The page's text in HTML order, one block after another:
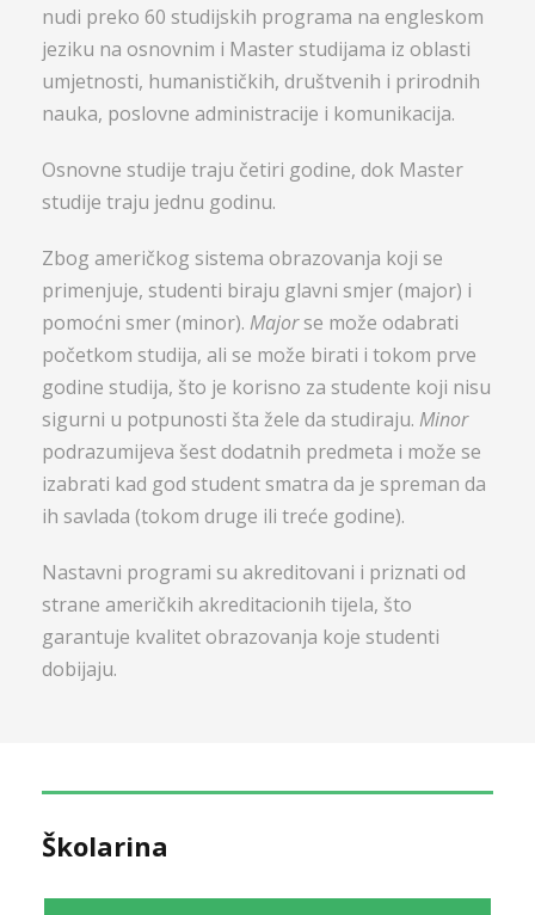
nudi preko 60 studijskih programa na engleskom
jeziku na osnovnim i Master studijama iz oblasti
umjetnosti, humanističkih, društvenih i prirodnih
nauka, poslovne administracije i komunikacija.
Osnovne studije traju četiri godine, dok Master
studije traju jednu godinu.
Zbog američkog sistema obrazovanja koji se
primenjuje, studenti biraju glavni smjer (major) i
pomoćni smer (minor). Majorse može odabrati
početkom studija, ali se može birati i tokom prve
godine studija, što je korisno za studente koji nisu
sigurni u potpunosti šta žele da studiraju. Minor
podrazumijeva šest dodatnih predmeta i može se
izabrati kad god student smatra da je spreman da
ih savlada (tokom druge ili treće godine).
Nastavni programi su akreditovani i priznati od
strane američkih akreditacionih tijela, što
garantuje kvalitet obrazovanja koje studenti
dobijaju.
Školarina